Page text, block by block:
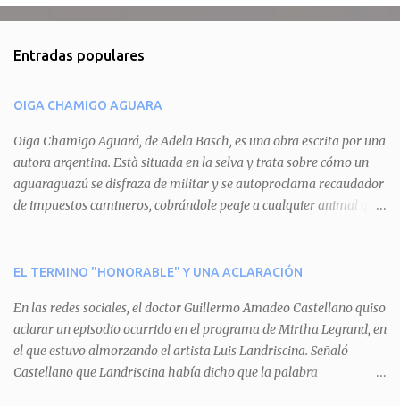
e
t
a
r
i
o
Entradas populares
OIGA CHAMIGO AGUARA
Oiga Chamigo Aguará, de Adela Basch, es una obra escrita por una
autora argentina. Està situada en la selva y trata sobre cómo un
aguaraguazú se disfraza de militar y se autoproclama recaudador
de impuestos camineros, cobrándole peaje a cualquier animal que
aguará le provoca. De igual manera pasa con Tatú, el armadillo.
del aguará y pasa sin pagar. Por último, Tui, la cotorra, deja
expuesta la mentira del aguará y arenga a los otros tres
personajes a unirse para enfrentarlo. Finalmente, terminan por
quitarle el disfraz de militar, y el aguará huye despavorido al verse
EL TERMINO "HONORABLE" Y UNA ACLARACIÓN
En las redes sociales, el doctor Guillermo Amadeo Castellano quiso
aclarar un episodio ocurrido en el programa de Mirtha Legrand, en
el que estuvo almorzando el artista Luis Landriscina. Señaló
Castellano que Landriscina había dicho que la palabra